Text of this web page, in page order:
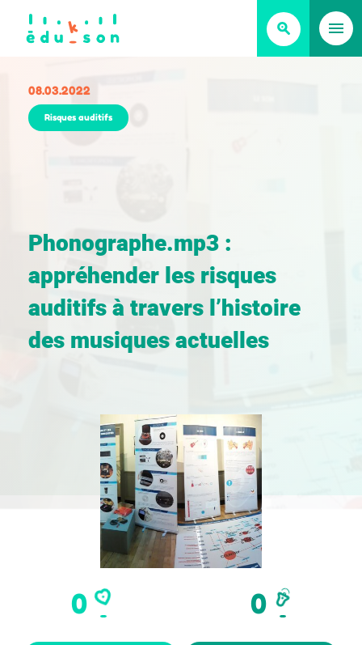
08.03.2022
Risques auditifs
Phonographe.mp3:
appréhenderlesrisques
auditifsàtraversl’histoire
desmusiquesactuelles
0 0